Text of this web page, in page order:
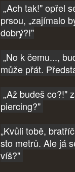
„Ach tak!" opřel
prsou, „zajímalo
dobrý?!"
„No k čemu...,
může přát.
„Až budeš co?!"
piercing?"
„Kvůli tobě,
sto metrů. Ale já
víš?"